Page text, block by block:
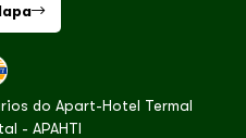
do Apart-Hotel Termal
- APAHTI